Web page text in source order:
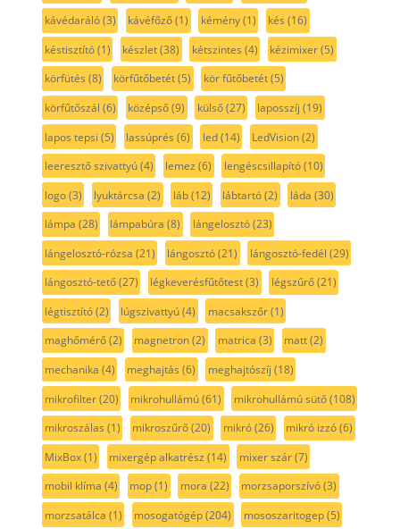
kávédaráló(3) kávéfőző(1) kémény(1) kés (16)
késtisztító(1) készlet(38) kétszintes (4) kézimixer(5)
körfütés (8) körfűtőbetét(5) kör fűtőbetét(5)
körfűtőszál (6) középső(9) külső(27) laposszíj (19)
lapos tepsi (5) lassúprés (6) led(14) LedVision(2)
leeresztő szivattyú(4) lemez (6) lengéscsillapító(10)
logo(3) lyuktárcsa (2) láb(12) lábtartó(2) láda (30)
lámpa (28) lámpabúra (8) lángelosztó(23)
lángelosztó-rózsa (21) lángosztó(21) lángosztó-fedél (29)
lángosztó-tető(27) légkeverésfűtőtest(3) légszűrő(21)
légtisztító(2) lúgszivattyú(4) macsakszőr(1)
maghőmérő(2) magnetron(2) matrica (3) matt(2)
mechanika (4) meghajtás (6) meghajtószíj (18)
mikrofilter(20) mikrohullámú(61) mikrohullámú sütő(108)
mikroszálas (1) mikroszűrő(20) mikró(26) mikró izzó(6)
MixBox(1) mixergép alkatrész (14) mixer szár(7)
mobil klíma (4) mop(1) mora (22) morzsaporszívó(3)
morzsatálca (1) mosogatógép(204) mososzaritogep(5)